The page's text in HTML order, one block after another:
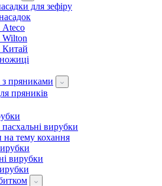
для зефіру
Ateco
Wilton
Китай
з пряниками
пряників
вирубки
тему кохання
вирубки